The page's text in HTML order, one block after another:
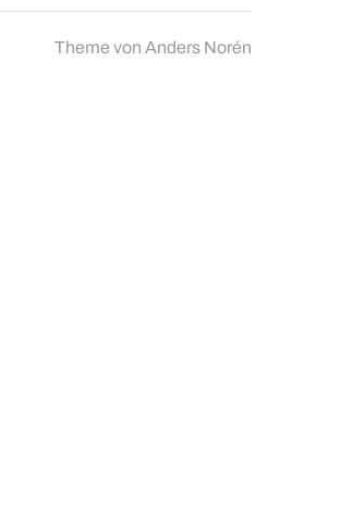
Theme von Anders Norén